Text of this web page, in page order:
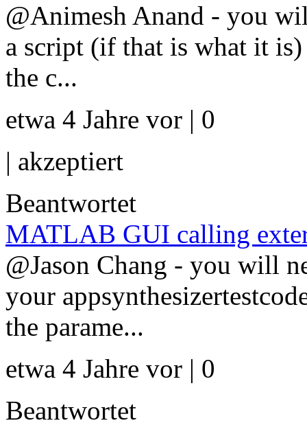
@Animesh Anand - you
a script (if that is what it
the c...
etwa 4 Jahre vor | 0
| akzeptiert
Beantwortet
MATLAB GUI calling
@Jason Chang - you will
your
the parame...
etwa 4 Jahre vor | 0
Beantwortet